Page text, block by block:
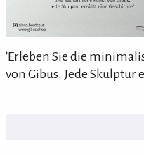
'Erleben Sie die
von Gibus. Jede Skulptur
KULTURpur